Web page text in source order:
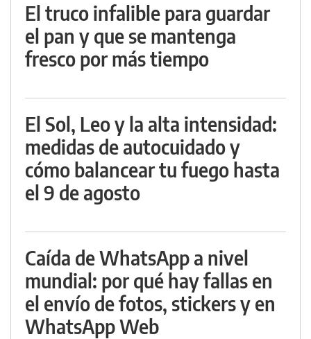
El truco infalible para guardar
el pan y que se mantenga
fresco por más tiempo
El Sol, Leo y la alta intensidad:
medidas de autocuidado y
cómo balancear tu fuego hasta
el 9 de agosto
Caída de WhatsApp a nivel
mundial: por qué hay fallas en
el envío de fotos, stickers y en
WhatsApp Web